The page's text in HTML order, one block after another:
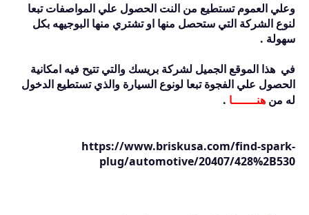
وعلي العموم تستطيع من النت الحصول علي المواصفات تبعا
لنوع الشركة التي ستحصل منها او تشتري منها البوجيهه بكل
سهولة .
في هذا الموقع الجميل لشركة بريسك والتي تتيح فيه امكانية
الحصول علي الفجوة تبعا لونوع السيارة والذي تستطيع الدخول
له من هنـــــــا .
https://www.briskusa.com/find-spark-
plug/automotive/20407/428%2B530